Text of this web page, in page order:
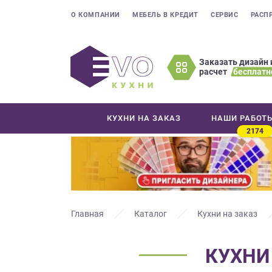
О КОМПАНИИ МЕБЕЛЬ В КРЕДИТ СЕРВИС
Заказать дизайн
расчет
КУХНИ НА ЗАКАЗ НАШИ
2174
Главная Каталог Кухни на заказ
ваши